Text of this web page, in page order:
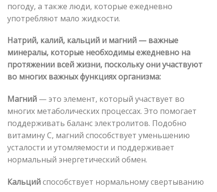
погоду, а также люди, которые ежедневно
употребляют мало жидкости.
Натрий, калий, кальций и магний — важные
минералы, которые необходимы ежедневно на
протяжении всей жизни, поскольку они участвуют
во многих важных функциях организма:
Магний — это элемент, который участвует во
многих метаболических процессах. Это помогает
поддерживать баланс электролитов. Подобно
витамину С, магний способствует уменьшению
усталости и утомляемости и поддерживает
нормальный энергетический обмен.
Кальцийспособствует нормальному свертыванию